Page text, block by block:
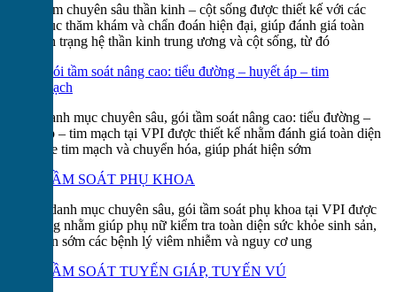
Gói khám chuyên sâu thần kinh – cột sống được thiết kế với các
danh mục thăm khám và chẩn đoán hiện đại, giúp đánh giá toàn
diện tình trạng hệ thần kinh trung ương và cột sống, từ đó
Gói tầm soát nâng cao: tiểu đường – huyết áp – tim
mạch
Với 9 danh mục chuyên sâu, gói tầm soát nâng cao: tiểu đường –
huyết áp – tim mạch tại VPI được thiết kế nhằm đánh giá toàn diện
sức khỏe tim mạch và chuyển hóa, giúp phát hiện sớm
TẦM SOÁT PHỤ KHOA
Với 13 danh mục chuyên sâu, gói tầm soát phụ khoa tại VPI được
xây dựng nhằm giúp phụ nữ kiểm tra toàn diện sức khỏe sinh sản,
phát hiện sớm các bệnh lý viêm nhiễm và nguy cơ ung
TẦM SOÁT TUYẾN GIÁP, TUYẾN VÚ